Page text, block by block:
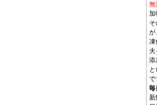
無
加
が
凍
添
で
毎